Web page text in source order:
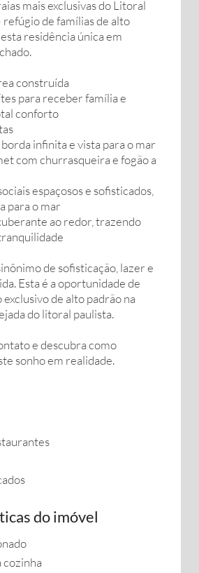
mais exclusivas do Litoral
de famílias de alto
residência única em
construída
para receber família e
conforto
borda infinita e vista para o mar
com churrasqueira e fogão a
espaçosos e sofisticados,
para o mar
ao redor, trazendo
de sofisticação, lazer e
Esta é a oportunidade de
de alto padrão na
do litoral paulista.
e descubra como
sonho em realidade.
do imóvel